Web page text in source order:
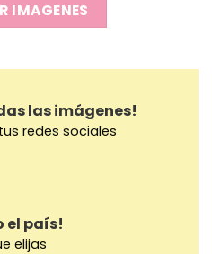
IMAGENES
las imágenes!
redes sociales
el país!
elijas